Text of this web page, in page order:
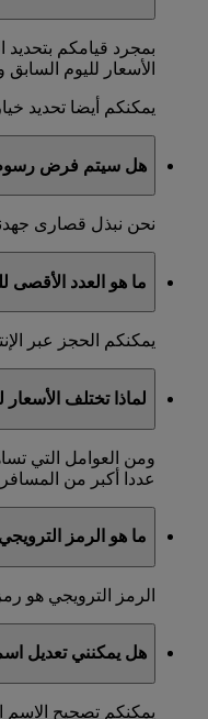
بمجرد قيامكم
الأسعار لليوم
يمكنكم أيضا تحديد
هل سيتم فرض رسوم
نحن نبذل قصارى
ما هو العدد الأقصى
يمكنكم الحجز عبر الإنترنت لما يصل إلى 9 مسافرين، بما
لماذا تختلف
ومن العوامل التي
عددا أكبر من
ما هو الرمز
الرمز الترويجي هو
هل يمكنني تعديل
يمكنكم تصحيح الاسم